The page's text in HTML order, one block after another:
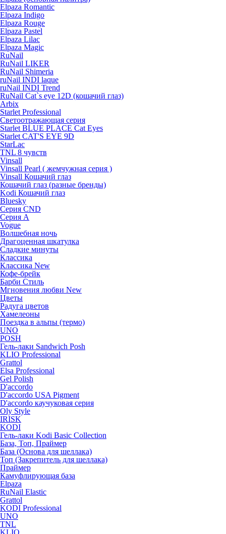
Elpaza Romantic
Elpaza Indigo
Elpaza Rouge
Elpaza Pastel
Elpaza Lilac
Elpaza Magic
RuNail
RuNail LIKER
RuNail Shimeria
ruNail INDI laque
ruNail INDI Trend
RuNail Cat`s eye 12D (кошачий глаз)
Arbix
Starlet Professional
Светоотражающая серия
Starlet BLUE PLACE Cat Eyes
Starlet CAT'S EYE 9D
StarLac
TNL 8 чувств
Vinsall
Vinsall Pearl ( жемчужная серия )
Vinsall Кошачий глаз
Кошачий глаз (разные бренды)
Kodi Кошачий глаз
Bluesky
Серия CND
Серия А
Vogue
Волшебная ночь
Драгоценная шкатулка
Сладкие минуты
Классика
Классика New
Кофе-брейк
Барби Стиль
Мгновения любви New
Цветы
Радуга цветов
Хамелеоны
Поездка в альпы (термо)
UNO
POSH
Гель-лаки Sandwich Posh
KLIO Professional
Grattol
Elsa Professional
Gel Polish
D'accordo
D'accordo USA Pigment
D'accordo каучуковая серия
Oly Style
IRISK
KODI
Гель-лаки Kodi Basic Collection
База, Топ, Праймер
База (Основа для шеллака)
Топ (Закрепитель для шеллака)
Праймер
Камуфлирующая база
Elpaza
RuNail Elastic
Grattol
KODI Professional
UNO
TNL
KLIO